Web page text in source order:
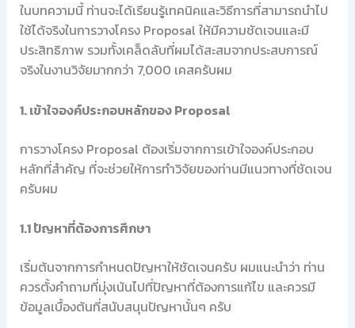
ในบทความนี้ ท่านจะได้เรียนรู้เทคนิคและวิธีการที่สามารถนำไป
ใช้ได้จริงในการวางโครง Proposal ให้มีความชัดเจนและมี
ประสิทธิภาพ รวมทั้งเคล็ดลับที่ผมได้สะสมจากประสบการณ์
จริงในงานวิจัยมากกว่า 7,000 เคสครับผม
1. เข้าใจองค์ประกอบหลักของ Proposal
การวางโครง Proposal ต้องเริ่มจากการเข้าใจองค์ประกอบ
หลักที่สำคัญ ที่จะช่วยให้การทำวิจัยของท่านมีแนวทางที่ชัดเจน
ครับผม
1.1 ปัญหาที่ต้องการศึกษา
เริ่มต้นจากการกำหนดปัญหาให้ชัดเจนครับ ผมแนะนำว่า ท่าน
ควรตั้งคำถามที่มุ่งเน้นไปที่ปัญหาที่ต้องการแก้ไข และควรมี
ข้อมูลเบื้องต้นที่สนับสนุนปัญหานั้นๆ ครับ